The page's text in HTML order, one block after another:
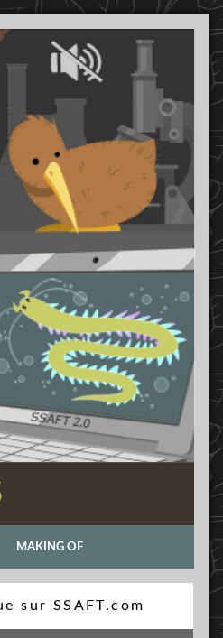
MAKING OF
sur SSAFT.com